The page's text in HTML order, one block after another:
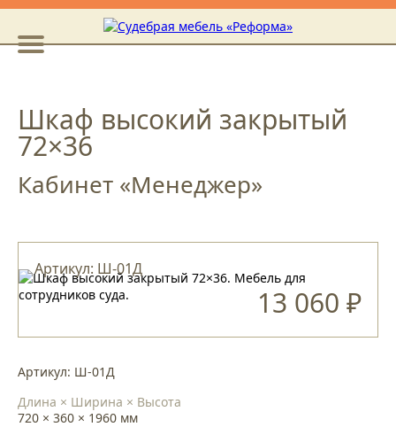
Шкаф высокий закрытый
72×36
Кабинет «Менеджер»
Артикул: Ш-01Д
13 060 ₽
Артикул: Ш-01Д
Длина × Ширина × Высота
720 × 360 × 1960 мм